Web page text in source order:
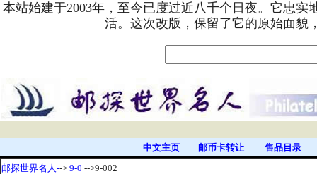
本站始建于2003年，至今已度过近八千个日夜。它忠
活。这次改版，保留了它的原始面貌
中文主页 邮币卡转让
售品目录
邮探世界名人--> 9-0 -->9-002